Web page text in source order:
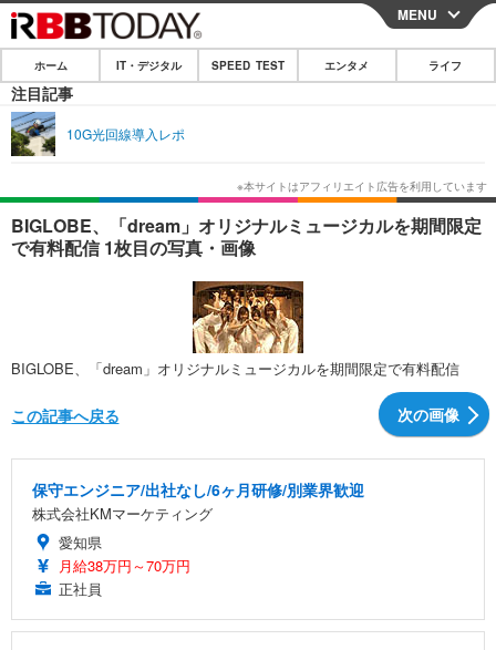
CLOSE
ホーム
IT・デジタル
ネタ ガジェット・ツール
ショッピング
エンタメTOP
ブログ
その他
ライフ
プッシュ通知の停止方法
MENU
ホーム IT・デジタル SPEED TEST エンタメ ライフ
注目記事
10G光回線導入レポ
BIGLOBE、「dream」オリジナルミュージカルを期間限定
で有料配信 1枚目の写真・画像
BIGLOBE、「dream」オリジナルミュージカルを期間限定で有料配信
次の画像
この記事へ戻る
保守エンジニア/出社なし/6ヶ月研修/別業界歓迎
株式会社KMマーケティング
愛知県
月給38万円～70万円
正社員